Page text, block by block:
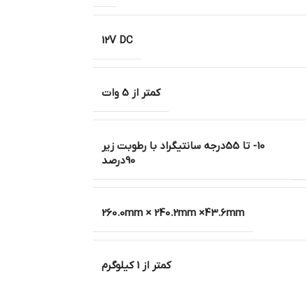
12V DC
کمتر از 5 وات
10- تا 55درجه سانتیگراد با رطوبت زیر
90درصد
260.0mm × 240.2mm ×43.6mm
کمتر از 1 کیلوگرم